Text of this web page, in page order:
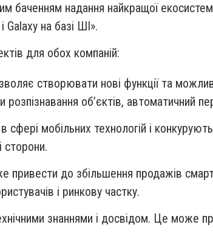
надання найкращої
Galaxy на базі ШІ».
для обох компаній:
створювати нові функції та
об’єктів, автоматичний
сфері мобільних технологій і
сторони.
привести до збільшення продажів
і ринкову частку.
знаннями і досвідом. Це може